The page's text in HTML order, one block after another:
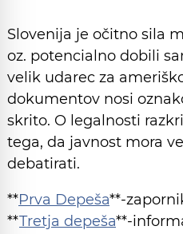
Slovenija je očitno sila
oz. potencialno dobili
velik udarec za
dokumentov nosi
skrito. O legalnosti
tega, da javnost mora
debatirati.
**Prva Depeša**-
**Tretja depeša**-